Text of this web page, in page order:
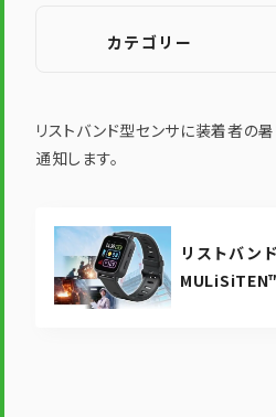
カテゴリー
リストバンド型センサに装着者の
通知します。
リストバン